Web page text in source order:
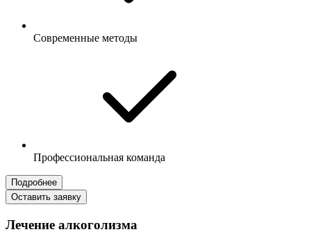
Современные методы
Профессиональная команда
Подробнее
Оставить заявку
Лечение алкоголизма